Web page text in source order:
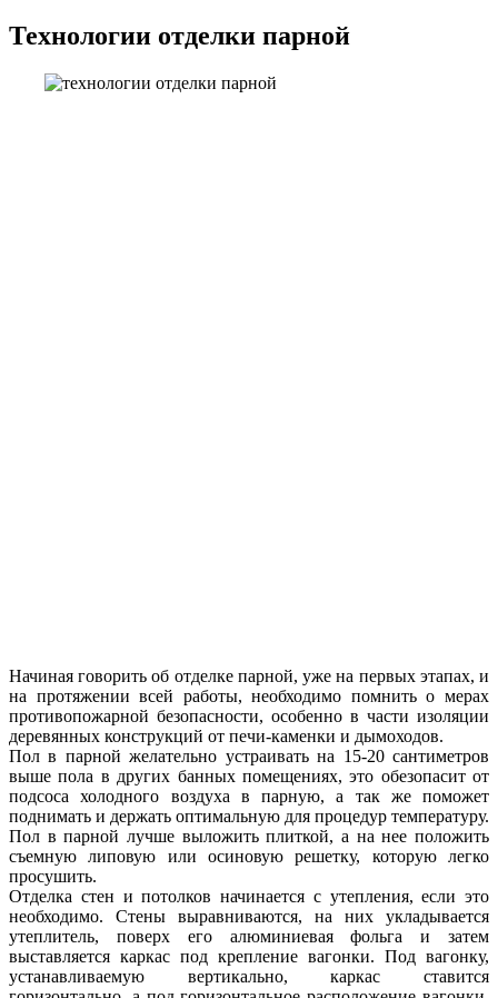
Технологии отделки парной
Начиная говорить об отделке парной, уже на первых этапах, и
на протяжении всей работы, необходимо помнить о мерах
противопожарной безопасности, особенно в части изоляции
деревянных конструкций от печи-каменки и дымоходов.
Пол в парной желательно устраивать на 15-20 сантиметров
выше пола в других банных помещениях, это обезопасит от
подсоса холодного воздуха в парную, а так же поможет
поднимать и держать оптимальную для процедур температуру.
Пол в парной лучше выложить плиткой, а на нее положить
съемную липовую или осиновую решетку, которую легко
просушить.
Отделка стен и потолков начинается с утепления, если это
необходимо. Стены выравниваются, на них укладывается
утеплитель, поверх его алюминиевая фольга и затем
выставляется каркас под крепление вагонки. Под вагонку,
устанавливаемую вертикально, каркас ставится